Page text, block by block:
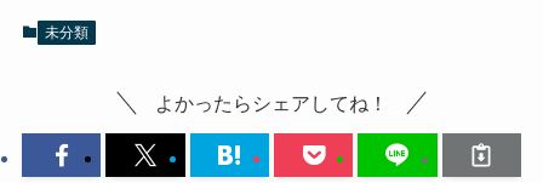
未分類
よかったらシェアしてね！